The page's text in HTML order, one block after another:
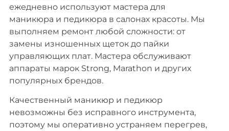
ежедневно используют мастера для
маникюра и педикюра в салонах красоты. Мы
выполняем ремонт любой сложности: от
замены изношенных щеток до пайки
управляющих плат. Мастера обслуживают
аппараты марок Strong, Marathon и других
популярных брендов.
Качественный маникюр и педикюр
невозможны без исправного инструмента,
поэтому мы оперативно устраняем перегрев,